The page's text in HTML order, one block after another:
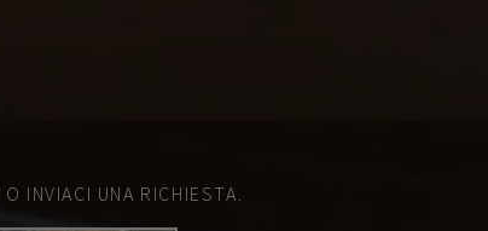
INVIACI UNA RICHIESTA.